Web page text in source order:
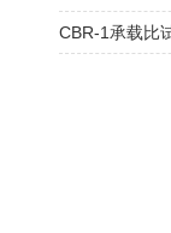
CBR-1承载比